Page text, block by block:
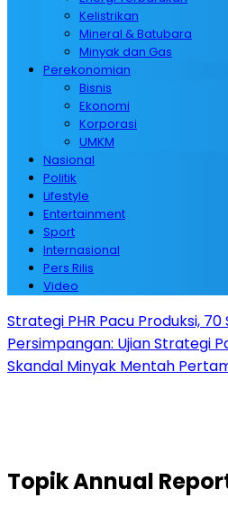
Kelistrikan
Mineral & Batubara
Minyak dan Gas
Perekonomian
Bisnis
Ekonomi
Korporasi
UMKM
Nasional
Politik
Lifestyle
Entertainment
Sport
Internasional
Pers Rilis
Video
Strategi PHR Pacu Produksi,
Persimpangan: Ujian Strategi
Skandal Minyak Mentah
TopikAnnual